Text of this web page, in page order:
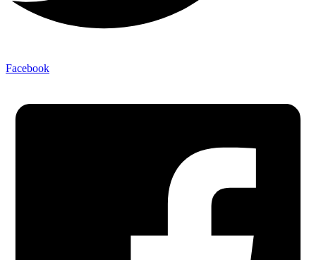
Facebook